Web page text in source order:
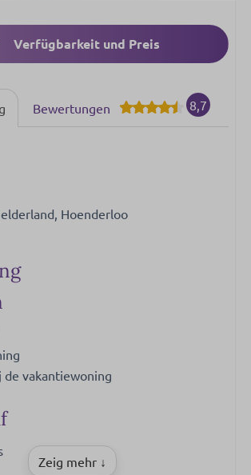
Verfügbarkeit und Preis
Bewertungen 8,7
Hoenderloo
de vakantiewoning
Zeig mehr ↓